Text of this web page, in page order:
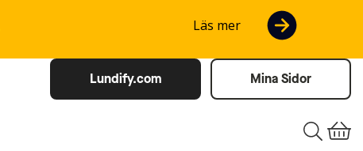
Läs mer
Lundify.com Mina Sidor